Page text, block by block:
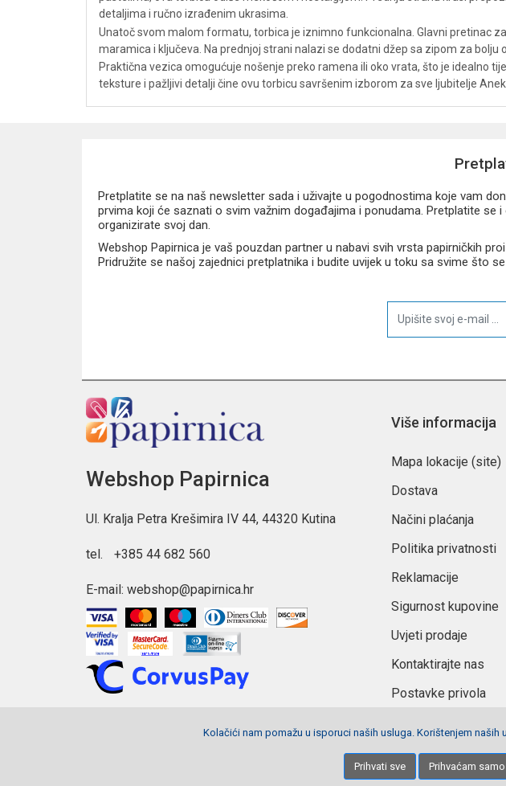
detaljima i ručno izrađenim ukrasima.
Unatoč svom malom formatu, torbica je iznimno funkcionalna. Glavni pretinac
maramica i ključeva. Na prednjoj strani nalazi se dodatni džep sa zipom za bolju
Praktična vezica omogućuje nošenje preko ramena ili oko vrata, što je idealno
teksture i pažljivi detalji čine ovu torbicu savršenim izborom za sve ljubitelje
Pretplatite se na naš newsletter sada i uživajte u pogodnostima koje vam
prvima koji će saznati o svim važnim događajima i ponudama. Pretplatite
organizirate svoj dan.
Webshop Papirnica je vaš pouzdan partner u nabavi svih vrsta papirničkih
Pridružite se našoj zajednici pretplatnika i budite uvijek u toku sa svime što
Webshop Papirnica
Ul. Kralja Petra Krešimira IV 44, 44320 Kutina
tel. +385 44 682 560
E-mail: webshop@papirnica.hr
Više informacija
Mapa lokacije (site)
Dostava
Načini plaćanja
Politika privatnosti
Reklamacije
Sigurnost kupovine
Uvjeti prodaje
Kontaktirajte nas
Postavke privola
Copyright © 2026 Webshop Papirnica. Sva prava pridržana. Izrada stranica Net plus d.o.o.
Kolačići nam pomažu u isporuci naših usluga. Korištenjem
Prihvati sve Prihvaćam